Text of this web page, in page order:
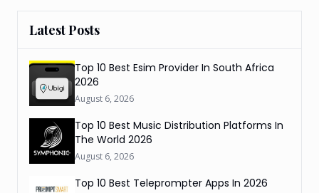
Latest Posts
Top 10 Best Esim Provider In South Africa
2026
August 6, 2026
Top 10 Best Music Distribution Platforms In
The World 2026
August 6, 2026
Top 10 Best Teleprompter Apps In 2026